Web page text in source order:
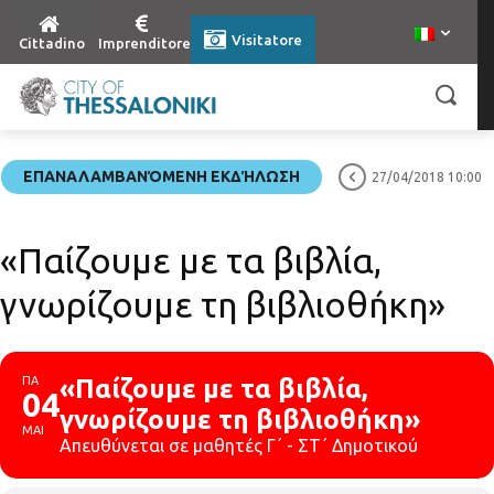
Cittadino Imprenditore Visitatore
ΕΠΑΝΑΛΑΜΒΑΝΌΜΕΝΗ ΕΚΔΉΛΩΣΗ 27/04/2018 10:00
«Παίζουμε με τα βιβλία,
γνωρίζουμε τη βιβλιοθήκη»
ΠΑ
04
ΜΑΙ
«Παίζουμε με τα βιβλία,
γνωρίζουμε τη βιβλιοθήκη»
Απευθύνεται σε μαθητές Γ΄ - ΣΤ΄ Δημοτικού